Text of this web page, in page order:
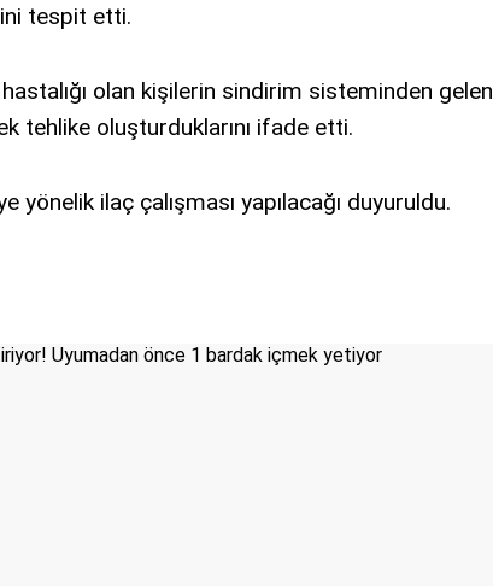
tespit etti.
olan kişilerin sindirim sisteminden gelen
tehlike oluşturduklarını ifade etti.
yönelik ilaç çalışması yapılacağı duyuruldu.